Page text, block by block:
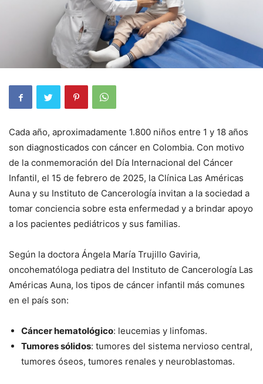
Cada año, aproximadamente 1.800 niños entre 1 y 18 años
son diagnosticados con cáncer en Colombia. Con motivo
de la conmemoración del Día Internacional del Cáncer
Infantil, el 15 de febrero de 2025, la Clínica Las Américas
Auna y su Instituto de Cancerología invitan a la sociedad a
tomar conciencia sobre esta enfermedad y a brindar apoyo
a los pacientes pediátricos y sus familias.
Según la doctora Ángela María Trujillo Gaviria,
oncohematóloga pediatra del Instituto de Cancerología Las
Américas Auna, los tipos de cáncer infantil más comunes
en el país son:
Cáncer hematológico: leucemias y linfomas.
Tumores sólidos: tumores del sistema nervioso central,
tumores óseos, tumores renales y neuroblastomas.